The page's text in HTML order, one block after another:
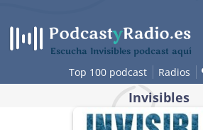
contenido
Escucha Invisibles podcast aquí
Top 100 podcast Radios
Invisibles